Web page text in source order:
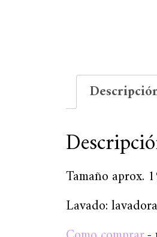
Tamaño aprox.
Lavado: